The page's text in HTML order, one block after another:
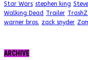
Star Wars stephen king
Walking Dead Trailer
warner bros. zack snyder
ARCHIVE